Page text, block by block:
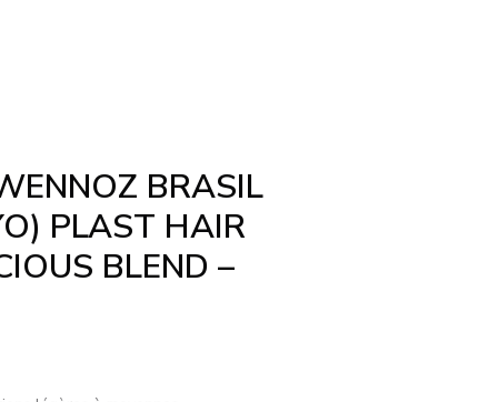
BRASIL
PLAST HAIR
BLEND –